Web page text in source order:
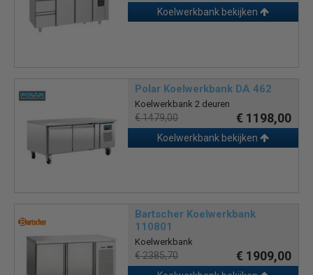
Koelwerkbank bekijken
Polar Koelwerkbank DA 462
Koelwerkbank 2 deuren
€ 1479,00 € 1198,00
Koelwerkbank bekijken
Bartscher Koelwerkbank
110801
Koelwerkbank
€ 2385,70 € 1909,00